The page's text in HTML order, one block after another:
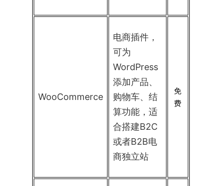
WooCommerce
电商插件，
可为
WordPress
添加产品、
购物车、结
算功能，适
合搭建B2C
或者B2B电
商独立站
免
费